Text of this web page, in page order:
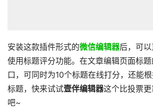
安装这款插件形式的微信编辑器后，可
使用标题评分功能。在文章编辑页面标
口，可同时为10个标题在线打分，还能
标题，快来试试壹伴编辑器这个比投票
吧~